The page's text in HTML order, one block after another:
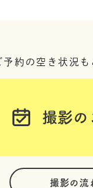
予約の空き状況も
撮影の
撮影の流